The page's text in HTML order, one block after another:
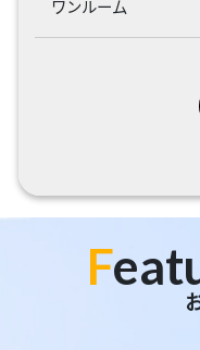
ワンルーム
F